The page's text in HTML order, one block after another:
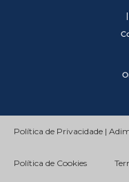
Política de Privacidade |
Política de Cookies